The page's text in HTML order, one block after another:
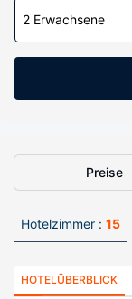
2 Erwachsene
Preise
Hotelzimmer : 15
HOTELÜBERBLICK